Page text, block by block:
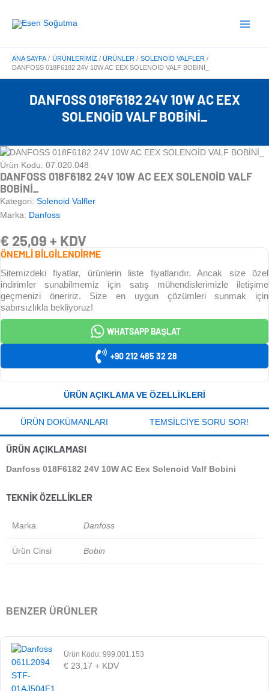
atla
Menu
ANA SAYFA ÜRÜNLERIMIZ ÜRÜNLER
SOLENOID VALFLER
DANFOSS 018F6182 24V 10W AC EEX SOLENOİD VALF BOBİNİ_
DANFOSS 018F6182 24V 10W AC EEX
SOLENOİD VALF BOBİNİ_
Ürün Kodu: 07.020.048
DANFOSS 018F6182 24V 10W AC EEX SOLENOİD VALF
BOBİNİ_
Kategori: Solenoid Valfler
Marka: Danfoss
€ 25,09 + KDV
ÖNEMLİ BİLGİLENDİRME
Sitemizdeki fiyatlar, ürünlerin liste fiyatlarıdır. Ancak size özel
indirimler sunabilmemiz için satış mühendislerimizle iletişime
geçmenizi öneririz. Size en uygun çözümleri sunmak için
sabırsızlıkla bekliyoruz!
WHATSAPP BAŞLAT
+90 212 485 32 28
ÜRÜN AÇIKLAMA VE ÖZELLIKLERI
ÜRÜN DOKÜMANLARI TEMSILCIYE SORU SOR!
ÜRÜN AÇIKLAMASI
Danfoss 018F6182 24V 10W AC Eex Solenoid Valf Bobini
TEKNIK ÖZELLIKLER
Marka Danfoss
Ürün Cinsi Bobin
BENZER ÜRÜNLER
Ürün Kodu: 999.001.153
€ 23,17 + KDV